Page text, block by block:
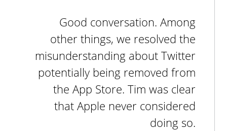
Good conversation. Among
other things, we resolved the
misunderstanding about Twitter
potentially being removed from
the App Store. Tim was clear
that Apple never considered
doing so.